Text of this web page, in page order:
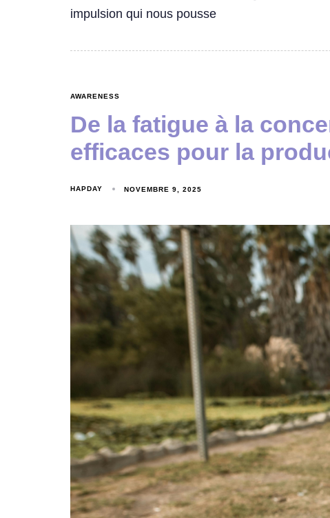
impulsion qui nous pousse
AWARENESS
De la fatigue à la
efficaces pour la
HAPDAY NOVEMBRE 9, 2025